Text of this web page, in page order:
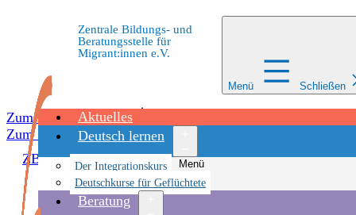
Zum Inhalt springen
Zum Inhalt springen
Zentrale Bildungs- und
Beratungsstelle für
Migrant:innen e.V.
Menü Schließen
Aktuelles
Deutsch lernen
Menü
Der Integrationskurs
Deutschkurse für Geflüchtete
Beratung
ZBBS»Veranstaltungsorte»Kieler Rathaus